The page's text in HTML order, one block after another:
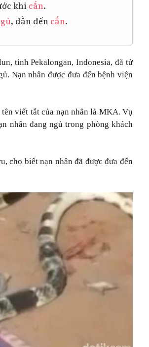
khi cắn.
, dẫn đến cắn.
tỉnh Pekalongan, Indonesia, đã tử
Nạn nhân được đưa đến bệnh viện
viết tắt của nạn nhân là MKA. Vụ
nhân đang ngủ trong phòng khách
cho biết nạn nhân đã được đưa đến